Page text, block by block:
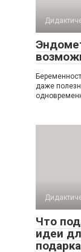
даже
Что
идеи